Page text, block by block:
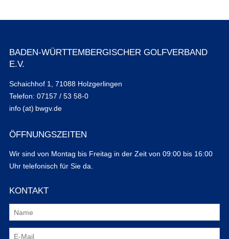
BADEN-WÜRTTEMBERGISCHER GOLFVERBAND
E.V.
Schaichhof 1, 71088 Holzgerlingen
Telefon: 07157 / 53 58-0
info (at) bwgv.de
ÖFFNUNGSZEITEN
Wir sind von Montag bis Freitag in der Zeit von 09:00 bis 16:00
Uhr telefonisch für Sie da.
KONTAKT